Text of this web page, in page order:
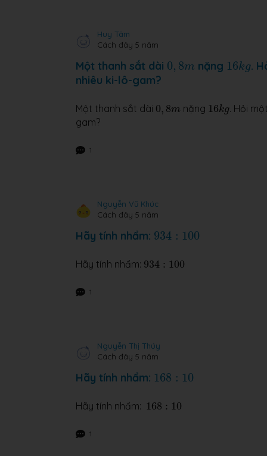
Huy Tâm
Cách đây 5 năm
Một thanh sắt dài 0, 8m
0 8m nặng 16kg
16k .
nhiêu ki-lô-gam?
Một thanh sắt dài 0, 8m
0 8m nặng 16kg
16kg. Hỏi
gam?
1
Nguyễn Vũ Khúc
Cách đây 5 năm
Hãy tính nhẩm: 934 : 100
934 100
Hãy tính nhẩm: 934 : 100
934 100
1
Nguyễn Thị Thúy
Cách đây 5 năm
Hãy tính nhẩm: 168 : 10
168: 10
Hãy tính nhẩm: 168 : 10
168 10
1